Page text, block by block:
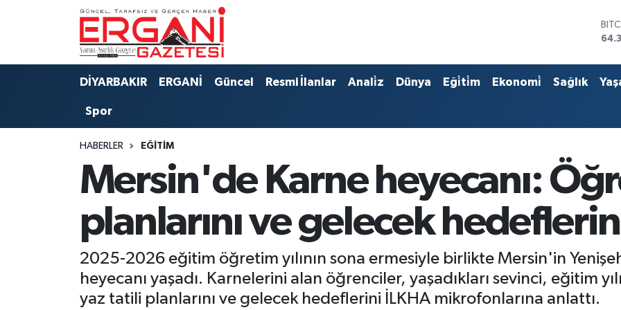
DİYARBAKIR ERGANİ Güncel Resmi İlanlar Anali̇z Dünya Eği̇ti̇m Ekonomi̇ Sağlık
Spor
HABERLER EĞITIM
Mersin'de Karne heyecanı:
planlarını ve gelecek
2025-2026 eğitim öğretim yılının sona ermesiyle birlikte Mersin'in
heyecanı yaşadı. Karnelerini alan öğrenciler, yaşadıkları sevinci, eğitim
yaz tatili planlarını ve gelecek hedeflerini İLKHA mikrofonlarına anlattı.
DİYARBAKIR
BAĞLAR
ERGANİ
Resmi İlanlar
Si̇yaset
Ergani Nöbetçi Eczaneler
Ergani Hava Durumu
Tüm Manşetler
Son Dakika Haberleri
Haber Arşivi